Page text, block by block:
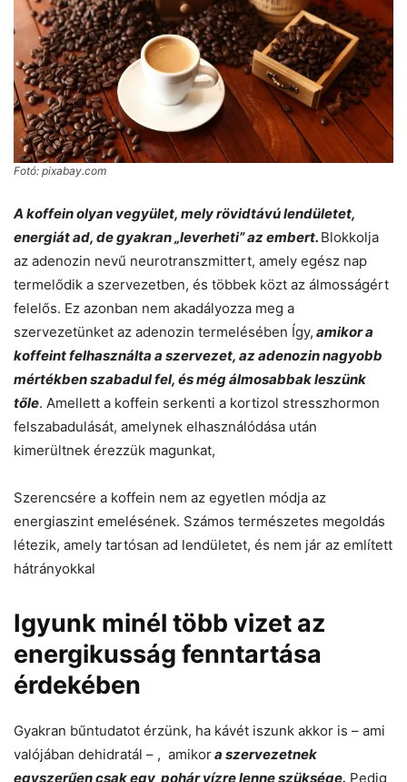
Fotó: pixabay.com
A koffein olyan vegyület, mely rövidtávú lendületet,
energiát ad, de gyakran „leverheti” az embert. Blokkolja
az adenozin nevű neurotranszmittert, amely egész nap
termelődik a szervezetben, és többek közt az álmosságért
felelős. Ez azonban nem akadályozza meg a
szervezetünket az adenozin termelésében Így, amikor a
koffeint felhasználta a szervezet, az adenozin nagyobb
mértékben szabadul fel, és még álmosabbak leszünk
tőle. Amellett a koffein serkenti a kortizol stresszhormon
felszabadulását, amelynek elhasználódása után
kimerültnek érezzük magunkat,
Szerencsére a koffein nem az egyetlen módja az
energiaszint emelésének. Számos természetes megoldás
létezik, amely tartósan ad lendületet, és nem jár az említett
hátrányokkal
Igyunk minél több vizet az
energikusság fenntartása
érdekében
Gyakran bűntudatot érzünk, ha kávét iszunk akkor is – ami
valójában dehidratál – , amikora szervezetnek
egyszerűen csak egy pohár vízre lenne szüksége. Pedig